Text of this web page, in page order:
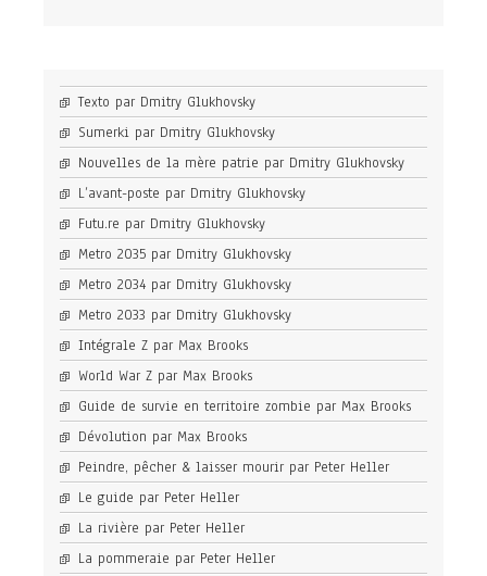
Texto par Dmitry Glukhovsky
Sumerki par Dmitry Glukhovsky
Nouvelles de la mère patrie par Dmitry Glukhovsky
L’avant-poste par Dmitry Glukhovsky
Futu.re par Dmitry Glukhovsky
Metro 2035 par Dmitry Glukhovsky
Metro 2034 par Dmitry Glukhovsky
Metro 2033 par Dmitry Glukhovsky
Intégrale Z par Max Brooks
World War Z par Max Brooks
Guide de survie en territoire zombie par Max Brooks
Dévolution par Max Brooks
Peindre, pêcher & laisser mourir par Peter Heller
Le guide par Peter Heller
La rivière par Peter Heller
La pommeraie par Peter Heller